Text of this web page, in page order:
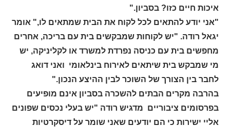
איכות חיים כזו? בסביון."
"אני יודע להתאים לכל לקוח את הבית שמתאים לו," אומר
יגאל רודה. "יש לקוחות שמבקשים בית עם בריכה, אחרים
מחפשים בית עם כניסה נפרדת למשרד או לקליניקה, יש
מי שמבקש בית שיתאים לאירוח בינלאומי ואני דואג
לחבר בין הצורך של השוכר לבין ההיצע הנכון."
בהרבה מקרים הבתים להשכרה בסביון אינם מופיעים
בפרסומים ציבוריים מדגיש רודה "יש בעלי נכסים שפונים
אליי ישירות כי הם יודעים שאני שומר על דיסקרטיות